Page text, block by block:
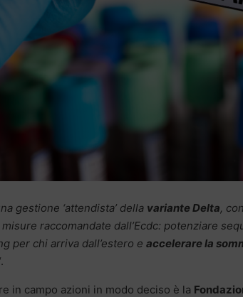
gestione ‘attendista’ della variante Delta,
raccomandate dall’Ecdc: potenziare
per chi arriva dall’estero e accelerare la
in campo azioni in modo deciso è la